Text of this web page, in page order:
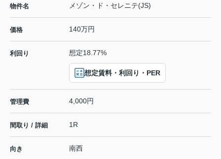
物件名 メゾン・ド・セレニテ(JS)
価格 140万円
利回り 想定18.77%
想定賃料・利回り・PER
管理費 4,000円
間取り / 詳細 1R
向き 南西